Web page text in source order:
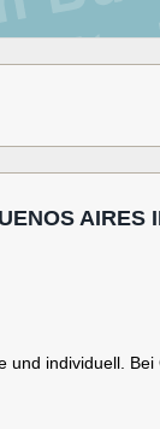
AIRES
und individuell.